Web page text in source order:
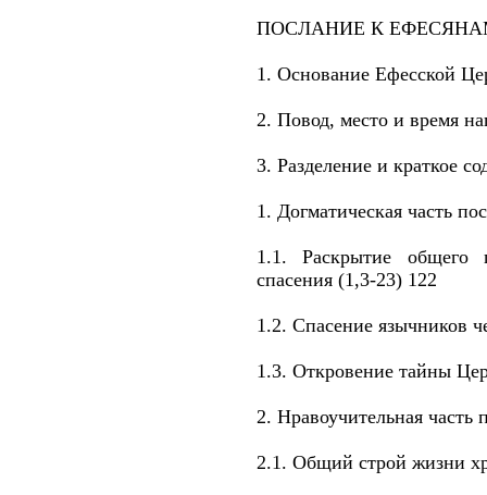
ПОСЛАНИЕ К
1. Основание Ефесской
2. Повод, место и время
3. Разделение и краткое
1. Догматическая часть
1.1. Раскрытие общего
спасения (1,3-23) 122
1.2. Спасение язычников
1.3. Откровение тайны
2. Нравоучительная часть
2.1. Общий строй жизни